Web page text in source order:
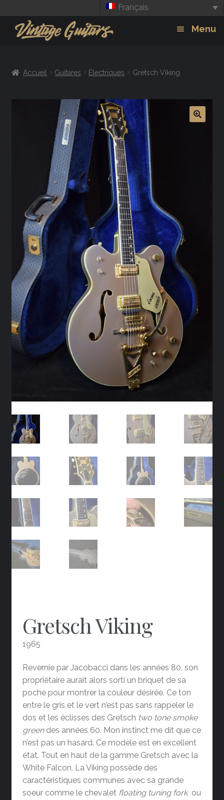
Français
Menu
Amplis
Accueil Guitares Electriques Gretsch Viking
Gretsch Viking
1965
Revernie par Jacobacci dans les années 80, son
propriétaire aurait alors sorti un briquet de sa
poche pour montrer la couleur désirée. Ce ton
entre le gris et le vert n’est pas sans rappeler le
dos et les éclisses des Gretsch two tone smoke
greendes années 60. Mon instinct me dit que ce
n’est pas un hasard. Ce modèle est en excellent
état. Tout en haut de la gamme Gretsch avec la
White Falcon, La Viking possède des
caractéristiques communes avec sa grande
soeur comme le chevalet floating tuning forkou